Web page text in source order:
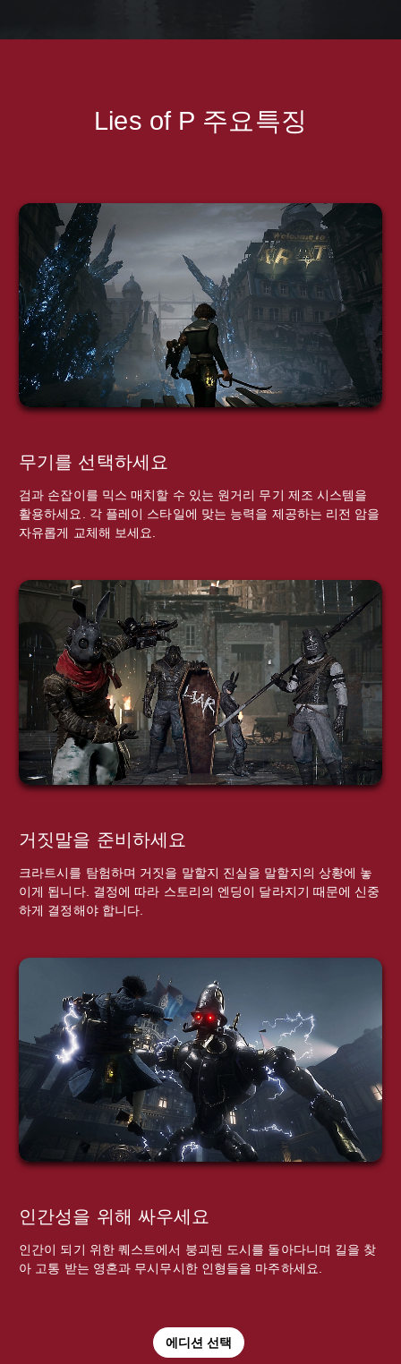
Lies of P 주요 특징
무기를 선택하세요
검과 손잡이를 믹스 매치할 수 있는 원거리 무기 제조 시스템을
활용하세요. 각 플레이 스타일에 맞는 능력을 제공하는 리전 암을
자유롭게 교체해 보세요.
거짓말을 준비하세요
크라트시를 탐험하며 거짓을 말할지 진실을 말할지의 상황에 놓
이게 됩니다. 결정에 따라 스토리의 엔딩이 달라지기 때문에 신중
하게 결정해야 합니다.
인간성을 위해 싸우세요
인간이 되기 위한 퀘스트에서 붕괴된 도시를 돌아다니며 길을 찾
아 고통 받는 영혼과 무시무시한 인형들을 마주하세요.
에디션 선택